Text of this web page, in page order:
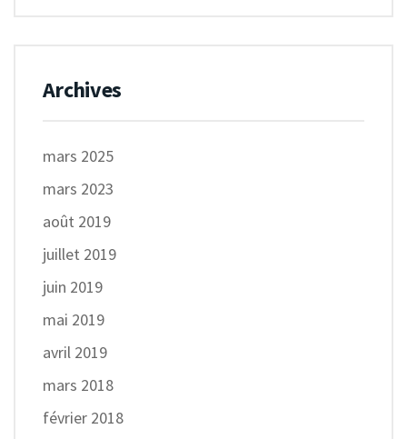
Archives
mars 2025
mars 2023
août 2019
juillet 2019
juin 2019
mai 2019
avril 2019
mars 2018
février 2018